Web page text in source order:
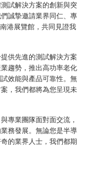
試解決方案的創新與突
誠摯邀請業界同仁、專
港展覽館，共同見證我
供先進的測試解決方案
趨勢，推出高功率老化
效能與產品可靠性。無
，我們都將為您呈現未
專業團隊面對面交流，
務發展。無論您是半導
的業界人士，我們都期